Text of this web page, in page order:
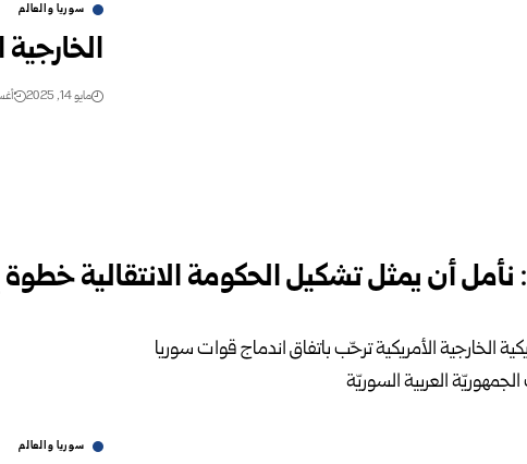
سوريا والعالم
مايو 14, 2025
نأمل أن يمثل تشكيل الحكومة الانتقالية
سوريا والعالم